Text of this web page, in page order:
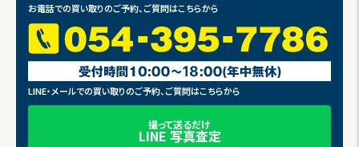
お電話での買い取りのご予約、ご質問はこちらから
LINE・メールでの買い取りのご予約、ご質問はこちらから
撮って送るだけ
LINE 写真査定